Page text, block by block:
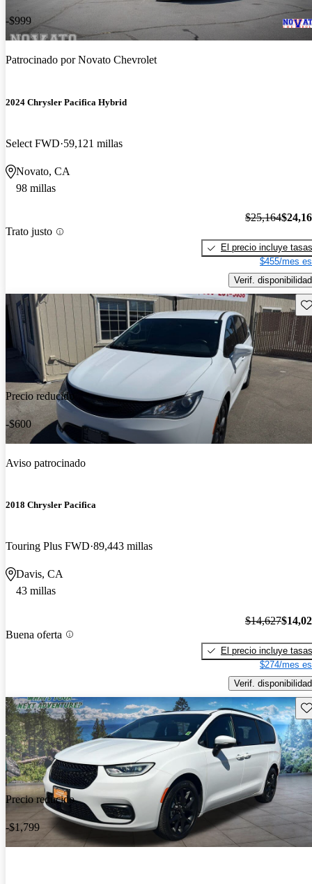
-$999
Patrocinado porNovato Chevrolet
2024 Chrysler Pacifica Hybrid
Select FWD 59,121 millas
Novato, CA
98 millas
Trato justo
$25,164
El precio incluye tasas
$455/mes
Verif. disponibilidad
Precio reducido
-$600
Aviso patrocinado
2018 Chrysler Pacifica
Touring Plus FWD 89,443 millas
Davis, CA
43 millas
Buena oferta
$14,627
El precio incluye tasas
$274/mes
Verif. disponibilidad
Precio reducido
-$1,799